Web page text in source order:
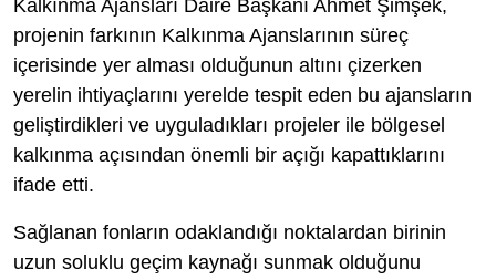
Kalkınma Ajansları Daire Başkanı Ahmet Şimşek,
projenin farkının Kalkınma Ajanslarının süreç
içerisinde yer alması olduğunun altını çizerken
yerelin ihtiyaçlarını yerelde tespit eden bu ajansların
geliştirdikleri ve uyguladıkları projeler ile bölgesel
kalkınma açısından önemli bir açığı kapattıklarını
ifade etti.
Sağlanan fonların odaklandığı noktalardan birinin
uzun soluklu geçim kaynağı sunmak olduğunu